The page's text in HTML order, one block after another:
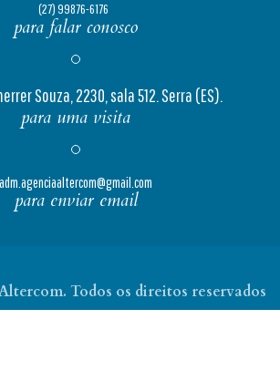
(27) 99876-6176
para falar conosco
Souza, 2230, sala 512. Serra (ES).
para uma visita
adm.agenciaaltercom@gmail.com
para enviar email
Todos os direitos reservados